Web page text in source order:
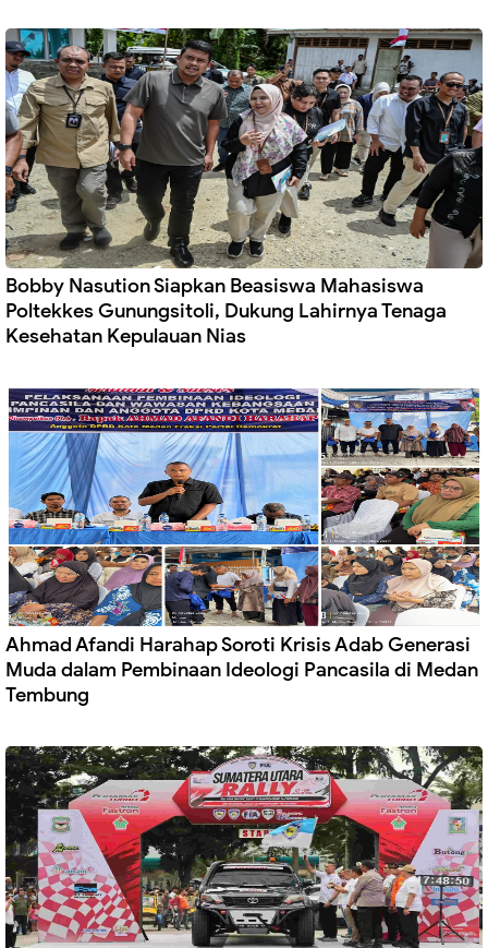
Bobby Nasution Siapkan Beasiswa Mahasiswa
Poltekkes Gunungsitoli, Dukung Lahirnya Tenaga
Kesehatan Kepulauan Nias
Ahmad Afandi Harahap Soroti Krisis Adab Generasi
Muda dalam Pembinaan Ideologi Pancasila di Medan
Tembung